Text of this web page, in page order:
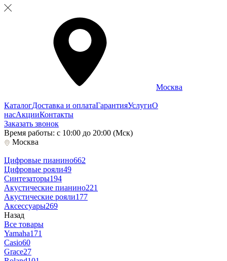
Москва
КаталогДоставка и оплатаГарантияУслугиО
насАкцииКонтакты
Заказать звонок
Время работы: с 10:00 до 20:00 (Мск)
Москва
Цифровые пианино662
Цифровые рояли49
Синтезаторы194
Акустические пианино221
Акустические рояли177
Аксессуары269
Назад
Все товары
Yamaha171
Casio60
Grace27